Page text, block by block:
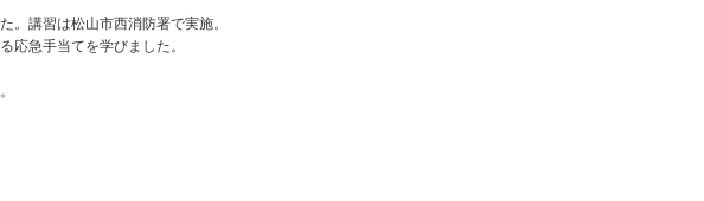
講習は松山市西消防署で実施。
急手当てを学びました。